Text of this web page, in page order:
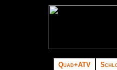
Quad+ATV